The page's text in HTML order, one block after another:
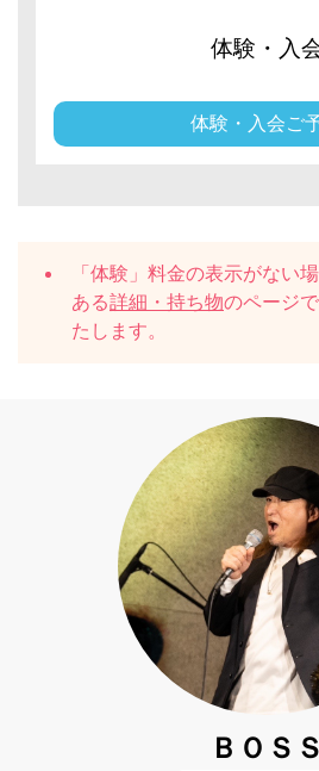
体験・入
体験・入会ご
「体験」料金の表示がない
ある詳細・持ち物のページ
たします。
ＢＯＳＳ